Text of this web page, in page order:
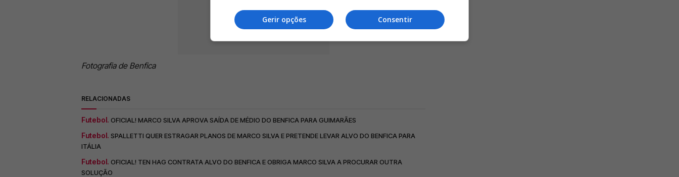
Fotografia de Benfica
RELACIONADAS
Futebol. OFICIAL! MARCO SILVA APROVA SAÍDA DE MÉDIO DO BENFICA PARA GUIMARÃES
Futebol. SPALLETTI QUER ESTRAGAR PLANOS DE MARCO SILVA E PRETENDE LEVAR ALVO DO BENFICA PARA
ITÁLIA
Futebol. OFICIAL! TEN HAG CONTRATA ALVO DO BENFICA E OBRIGA MARCO SILVA A PROCURAR OUTRA
SOLUÇÃO
Consentir
Gerir opções